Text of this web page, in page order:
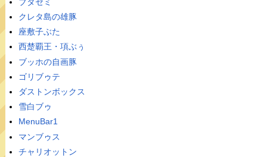
クレタ島の雄豚
座敷子ぶた
西楚覇王・項ぶぅ
ブッホの自画豚
ゴリブゥテ
ダストンボックス
雪白ブゥ
MenuBar1
マンブゥス
チャリオットン